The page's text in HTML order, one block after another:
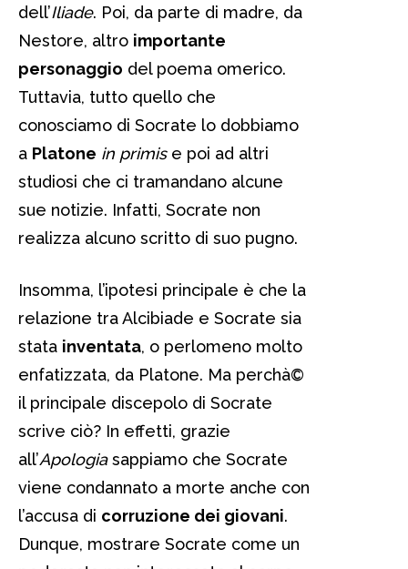
dell’Iliade. Poi, da parte di madre, da
Nestore, altro importante
personaggio del poema omerico.
Tuttavia, tutto quello che
conosciamo di Socrate lo dobbiamo
a Platone in primise poi ad altri
studiosi che ci tramandano alcune
sue notizie. Infatti, Socrate non
realizza alcuno scritto di suo pugno.
Insomma, l’ipotesi principale è che la
relazione tra Alcibiade e Socrate sia
stata inventata, o perlomeno molto
enfatizzata, da Platone. Ma perchà©
il principale discepolo di Socrate
scrive ciò? In effetti, grazie
all’Apologiasappiamo che Socrate
viene condannato a morte anche con
l’accusa di corruzione dei giovani.
Dunque, mostrare Socrate come un